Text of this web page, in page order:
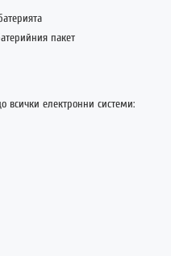
пакет
всички електронни системи: